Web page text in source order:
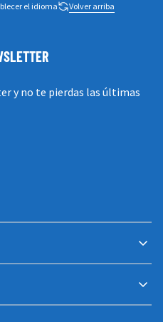
el idioma Volver arriba
y no te pierdas las últimas